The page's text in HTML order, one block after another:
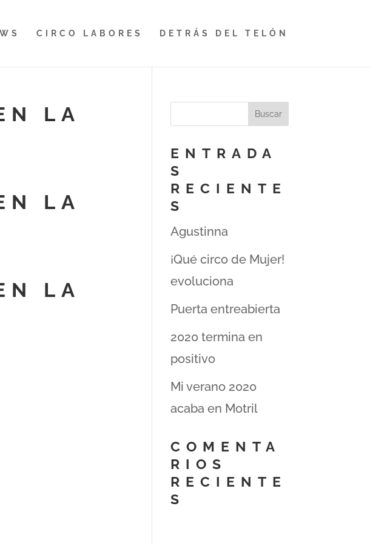
CIRCO LABORES DETRÁS DEL TELÓN
LA
LA
LA
ENTRADA
S
RECIENTE
S
Agustinna
¡Qué circo de Mujer!
evoluciona
Puerta entreabierta
2020 termina en
positivo
Mi verano 2020
acaba en Motril
COMENTA
RIOS
RECIENTE
S